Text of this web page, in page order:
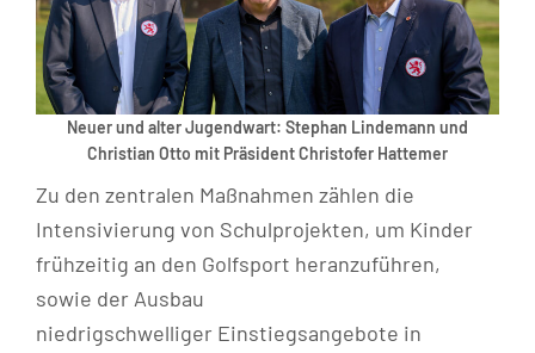
Neuer und alter Jugendwart: Stephan Lindemann und
Christian Otto mit Präsident Christofer Hattemer
Zu den zentralen Maßnahmen zählen die
Intensivierung von Schulprojekten, um Kinder
frühzeitig an den Golfsport heranzuführen,
sowie der Ausbau
niedrigschwelliger Einstiegsangebote in